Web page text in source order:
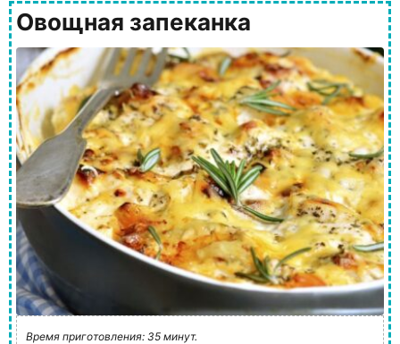
Овощная запеканка
Время приготовления: 35 минут.